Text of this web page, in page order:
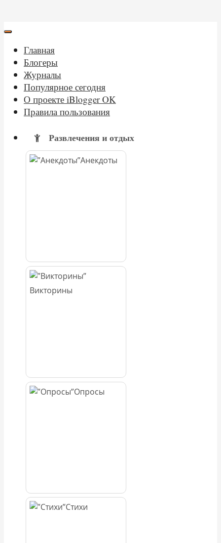
Главная
Блогеры
Журналы
Популярное сегодня
О проекте iBlogger OK
Правила пользования
Развлечения и отдых
Анекдоты
Викторины
Опросы
Стихи